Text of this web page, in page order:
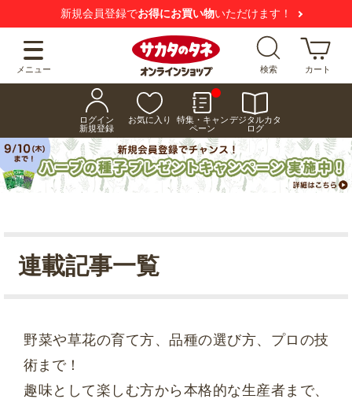
新規会員登録でお得にお買い物いただけます！
メニュー 検索 カート
ログイン
新規登録
お気に入り
特集・キャン
ペーン
デジタルカタ
ログ
連載記事一覧
野菜や草花の育て方、品種の選び方、プロの技
術まで！
趣味として楽しむ方から本格的な生産者まで、